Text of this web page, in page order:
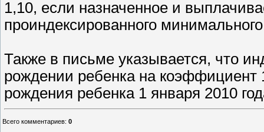
1,10, если назначенное и
проиндексированного
Также в письме указывается, что
рождении ребенка на коэффициент
рождения ребенка 1 января 2010
Всего комментариев: 0